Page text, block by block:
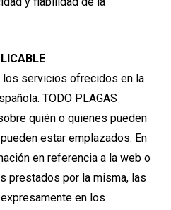
servicios ofrecidos en la
TODO PLAGAS
quién o quienes pueden
estar emplazados. En
en referencia a la web o
prestados por la misma, las
en los